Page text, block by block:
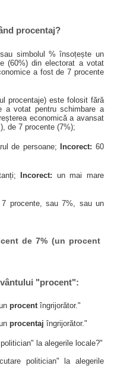
procentaj?
simbolul % însoțește un
(60%) din electorat a votat
a fost de 7 procente
procentaje) este folosit fără
a votat pentru schimbare a
economică a avansat
de 7 procente (7%);
de persoane; Incorect: 60
Incorect: un mai mare
procente, sau 7%, sau un
de 7% (un procent
"procent":
procentîngrijorător."
procentaj îngrijorător."
la alegerile locale?"
politician" la alegerile